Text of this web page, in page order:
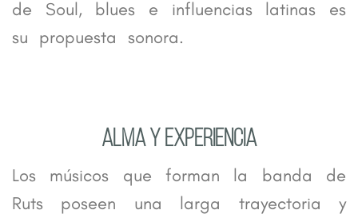
de Soul, blues e influencias latinas es
su propuesta sonora.
ALMA Y EXPERIENCIA
Los músicos que forman la banda de
Ruts poseen una larga trayectoria y